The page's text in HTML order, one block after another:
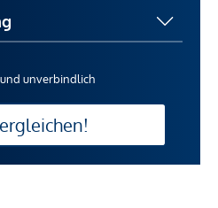
unverbindlich